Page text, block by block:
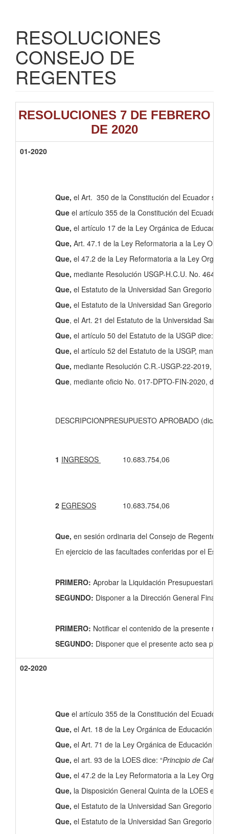
RESOLUCIONES
CONSEJO DE
REGENTES
RESOLUCIONES 7 DE FEBRERO
DE 2020
01-2020
Que, el Art. 350 de la Constitución del Ecuador
Que el artículo 355 de la Constitución del Ecuador,
Que, el artículo 17 de la Ley Orgánica de Educación
Que, Art. 47.1 de la Ley Reformatoria a la Ley
Que, el 47.2 de la Ley Reformatoria a la Ley
Que, mediante Resolución USGP-H.C.U. No. 464-
Que, el Estatuto de la Universidad San Gregorio de
Que, el Estatuto de la Universidad San Gregorio de
Que, el Art. 21 del Estatuto de la Universidad San
Que, el artículo 50 del Estatuto de la USGP dice: “
Que, el artículo 52 del Estatuto de la USGP,
Que, mediante Resolución C.R.-USGP-22-2019,
Que, mediante oficio No. 017-DPTO-FIN-2020, del
DESCRIPCIONPRESUPUESTO APROBADO (dic/
1 INGRESOS 10.683.754,06
2 EGRESOS 10.683.754,06
Que, en sesión ordinaria del Consejo de Regentes
En ejercicio de las facultades conferidas por el
PRIMERO: Aprobar la Liquidación Presupuestaria
SEGUNDO: Disponer a la Dirección General
PRIMERO: Notificar el contenido de la presente
SEGUNDO: Disponer que el presente acto sea
02-2020
Que el artículo 355 de la Constitución del Ecuador,
Que, el Art. 18 de la Ley Orgánica de Educación
Que, el Art. 71 de la Ley Orgánica de Educación
Que, el art. 93 de la LOES dice: “Principio de
Que, el 47.2 de la Ley Reformatoria a la Ley
Que, la Disposición General Quinta de la LOES
Que, el Estatuto de la Universidad San Gregorio de
Que, el Estatuto de la Universidad San Gregorio de